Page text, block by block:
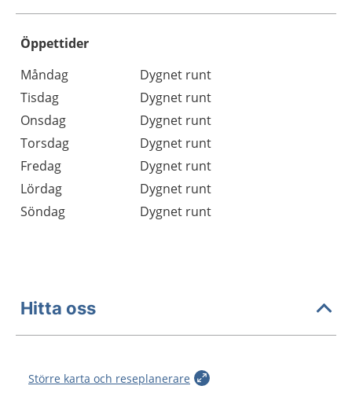
Öppettider
Dag
Öppettider
Kommentarer
Måndag
Dygnet runt
Tisdag
Dygnet runt
Onsdag
Dygnet runt
Torsdag
Dygnet runt
Fredag
Dygnet runt
Lördag
Dygnet runt
Söndag
Dygnet runt
Hitta oss
Större karta och reseplanerare